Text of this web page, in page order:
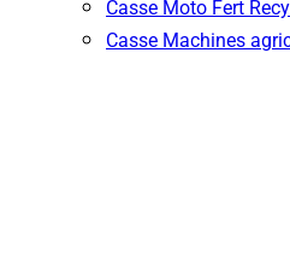
Casse Moto Fert
Casse Machines